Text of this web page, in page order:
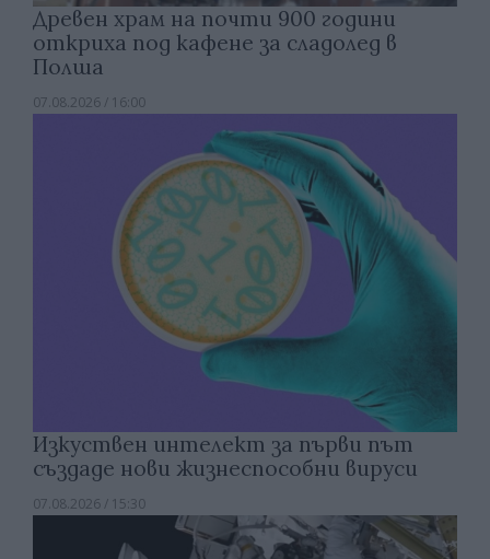
Древен храм на почти 900 години
откриха под кафене за сладолед в
Полша
07.08.2026 / 16:00
Изкуствен интелект за първи път
създаде нови жизнеспособни вируси
07.08.2026 / 15:30